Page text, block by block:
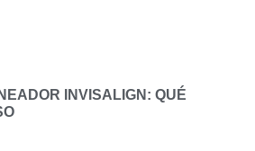
INVISALIGN: QUÉ